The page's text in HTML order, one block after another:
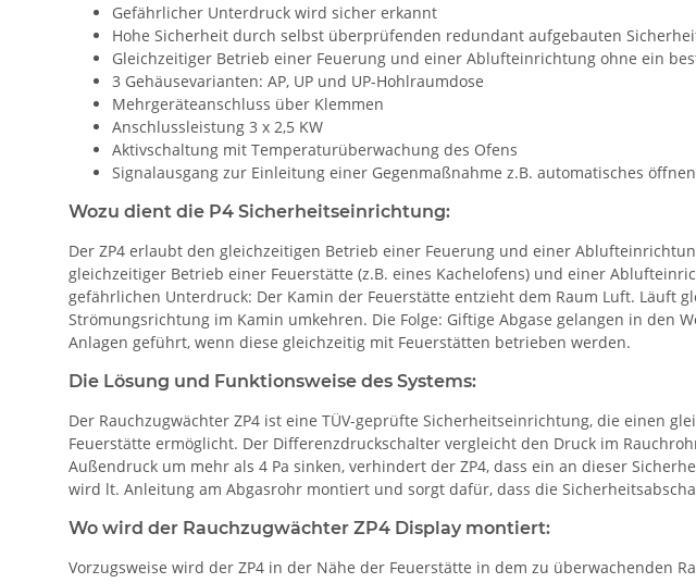
Gefährlicher Unterdruck wird sicher erkannt
Hohe Sicherheit durch selbst überprüfenden redundant aufgebauten
Gleichzeitiger Betrieb einer Feuerung und einer Ablufteinrichtung ohne ein
3 Gehäusevarianten: AP, UP und UP-Hohlraumdose
Mehrgeräteanschluss über Klemmen
Anschlussleistung 3 x 2,5 KW
Aktivschaltung mit Temperaturüberwachung des Ofens
Signalausgang zur Einleitung einer Gegenmaßnahme z.B. automatisches
Wozu dient die P4 Sicherheitseinrichtung:
Der ZP4 erlaubt den gleichzeitigen Betrieb einer Feuerung und einer
gleichzeitiger Betrieb einer Feuerstätte (z.B. eines Kachelofens) und einer
gefährlichen Unterdruck: Der Kamin der Feuerstätte entzieht dem Raum Luft.
Strömungsrichtung im Kamin umkehren. Die Folge: Giftige Abgase gelangen in den
Anlagen geführt, wenn diese gleichzeitig mit Feuerstätten betrieben werden.
Die Lösung und Funktionsweise des Systems:
Der Rauchzugwächter ZP4 ist eine TÜV-geprüfte Sicherheitseinrichtung, die einen
Feuerstätte ermöglicht. Der Differenzdruckschalter vergleicht den Druck im
Außendruck um mehr als 4 Pa sinken, verhindert der ZP4, dass ein an dieser
wird lt. Anleitung am Abgasrohr montiert und sorgt dafür, dass die
Wo wird der Rauchzugwächter ZP4 Display montiert:
Vorzugsweise wird der ZP4 in der Nähe der Feuerstätte in dem zu überwachenden